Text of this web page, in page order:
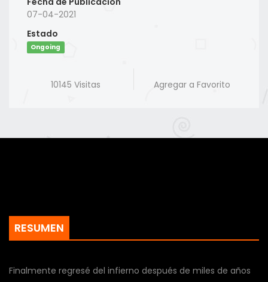
07-04-2021
Estado
Ongoing
10145 Visitas Agregar a Favorito
RESUMEN
Finalmente regresé del infierno después de miles de años